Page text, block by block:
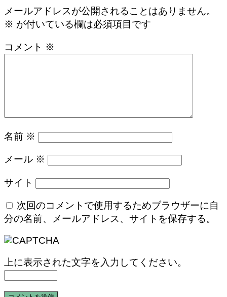
メールアドレスが公開されることはありません。
※ が付いている欄は必須項目です
コメント ※
名前 ※
メール ※
サイト
次回のコメントで使用するためブラウザーに自
分の名前、メールアドレス、サイトを保存する。
上に表示された文字を入力してください。